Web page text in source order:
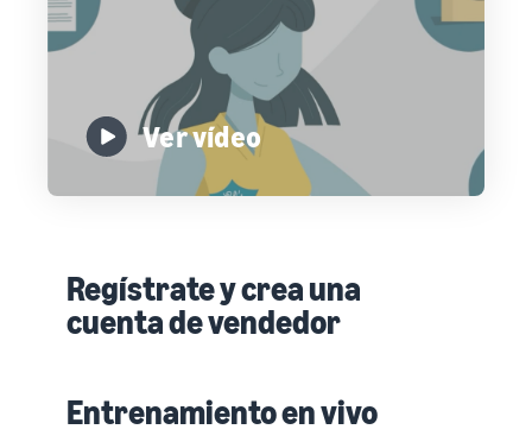
Ver vídeo
Regístrate y crea una
cuenta de vendedor
Entrenamiento en vivo